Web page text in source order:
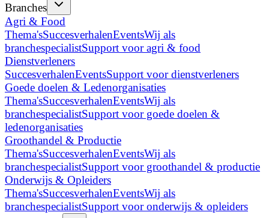
Branches
Agri & Food
Thema'sSuccesverhalenEventsWij als
branchespecialistSupport voor agri & food
Dienstverleners
SuccesverhalenEventsSupport voor dienstverleners
Goede doelen & Ledenorganisaties
Thema'sSuccesverhalenEventsWij als
branchespecialistSupport voor goede doelen &
ledenorganisaties
Groothandel & Productie
Thema'sSuccesverhalenEventsWij als
branchespecialistSupport voor groothandel & productie
Onderwijs & Opleiders
Thema'sSuccesverhalenEventsWij als
branchespecialistSupport voor onderwijs & opleiders